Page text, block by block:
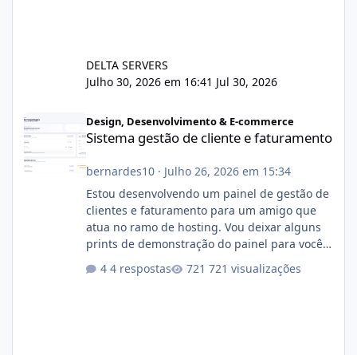
DELTA SERVERS
Julho 30, 2026 em 16:41 Jul 30, 2026
Design, Desenvolvimento & E-commerce
Sistema gestão de cliente e faturamento
bernardes10· Julho 26, 2026 em 15:34
Estou desenvolvendo um painel de gestão de
clientes e faturamento para um amigo que
atua no ramo de hosting. Vou deixar alguns
prints de demonstração do painel para vocês
com cerca de 80% concluído e conta com
4 respostas 721 visualizações